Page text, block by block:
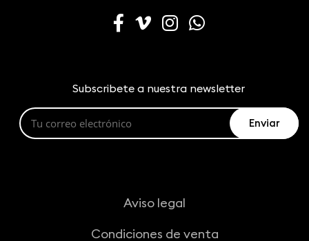
Subscribete a nuestra newsletter
Aviso legal
Condiciones de venta